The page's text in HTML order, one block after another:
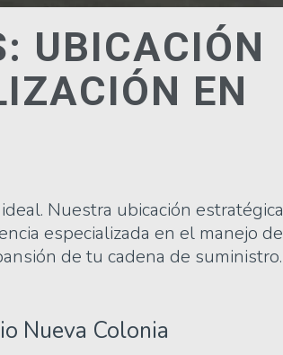
UBICACIÓN
EN
Nuestra ubicación estratégica
especializada en el manejo de
de tu cadena de suministro.
Nueva Colonia